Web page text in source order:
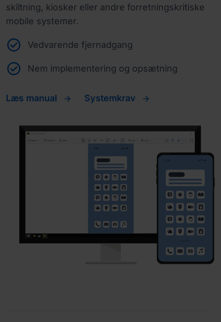
skiltning, kiosker eller andre forretningskritiske
mobile systemer.
Vedvarende fjernadgang
Nem implementering og opsætning
Læs manual Systemkrav